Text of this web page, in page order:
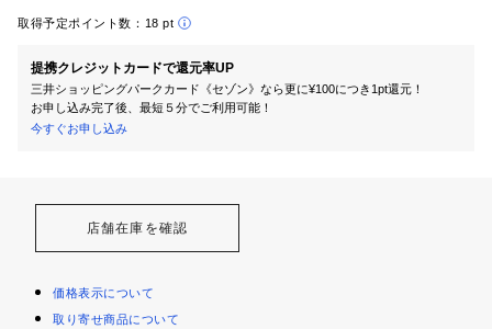
取得予定ポイント数： 18 pt
提携クレジットカードで還元率UP
三井ショッピングパークカード《セゾン》なら更に¥100につき1pt還元！
お申し込み完了後、最短５分でご利用可能！
今すぐお申し込み
店舗在庫を確認
価格表示について
取り寄せ商品について